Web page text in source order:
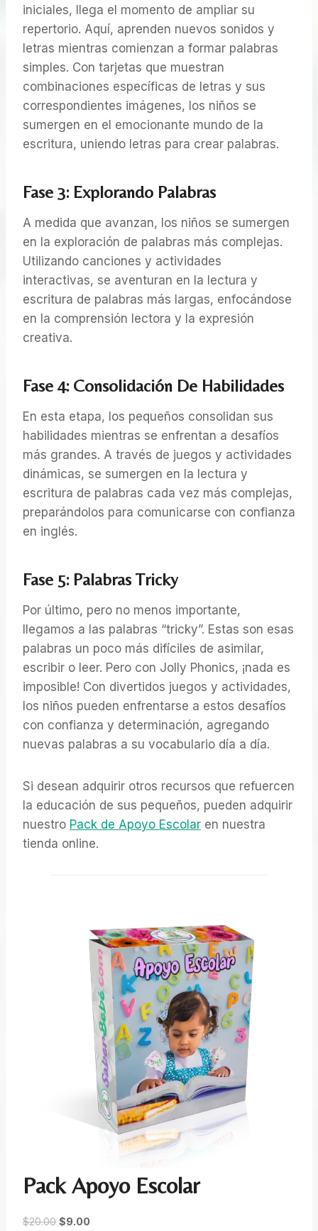
iniciales, llega el momento de ampliar su
repertorio. Aquí, aprenden nuevos sonidos y
letras mientras comienzan a formar palabras
simples. Con tarjetas que muestran
combinaciones específicas de letras y sus
correspondientes imágenes, los niños se
sumergen en el emocionante mundo de la
escritura, uniendo letras para crear palabras.
Fase 3: Explorando Palabras
A medida que avanzan, los niños se sumergen
en la exploración de palabras más complejas.
Utilizando canciones y actividades
interactivas, se aventuran en la lectura y
escritura de palabras más largas, enfocándose
en la comprensión lectora y la expresión
creativa.
Fase 4: Consolidación De Habilidades
En esta etapa, los pequeños consolidan sus
habilidades mientras se enfrentan a desafíos
más grandes. A través de juegos y actividades
dinámicas, se sumergen en la lectura y
escritura de palabras cada vez más complejas,
preparándolos para comunicarse con confianza
en inglés.
Fase 5: Palabras Tricky
Por último, pero no menos importante,
llegamos a las palabras “tricky”. Estas son esas
palabras un poco más difíciles de asimilar,
escribir o leer. Pero con Jolly Phonics, ¡nada es
imposible! Con divertidos juegos y actividades,
los niños pueden enfrentarse a estos desafíos
con confianza y determinación, agregando
nuevas palabras a su vocabulario día a día.
Si desean adquirir otros recursos que refuercen
la educación de sus pequeños, pueden adquirir
nuestro Pack de Apoyo Escolar en nuestra
tienda online.
Pack Apoyo Escolar
$20.00 E
$9.00